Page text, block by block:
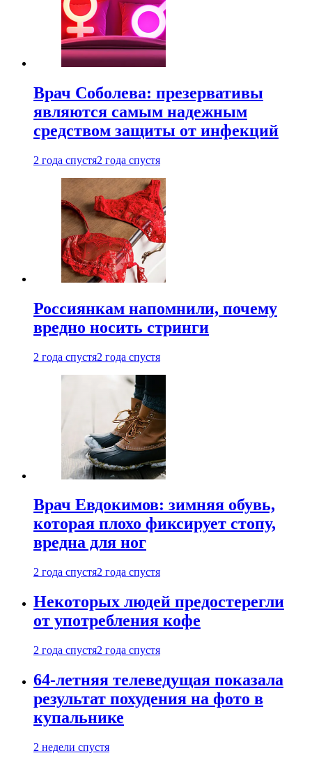
Врач Соболева: презервативы
являются самым надежным
средством защиты от инфекций
2 года спустя2 года спустя
Россиянкам напомнили, почему
вредно носить стринги
2 года спустя2 года спустя
Врач Евдокимов: зимняя обувь,
которая плохо фиксирует стопу,
вредна для ног
2 года спустя2 года спустя
Некоторых людей предостерегли
от употребления кофе
2 года спустя2 года спустя
64-летняя телеведущая показала
результат похудения на фото в
купальнике
2 недели спустя